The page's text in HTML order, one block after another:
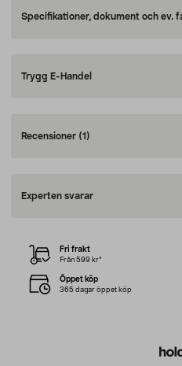
Specifikationer, dokument och ev.
Trygg E-Handel
Recensioner (1)
Experten svarar
Fri frakt
Från 599 kr*
Öppet köp
365 dagar öppet köp